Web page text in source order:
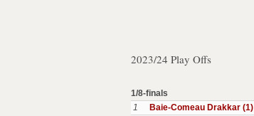
2023/24 Play Offs
1/8-finals
1
Baie-Comeau Drakkar (1)